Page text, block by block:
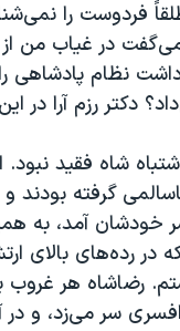
فردوست را
در غیاب من از
نظام پادشاهی
دکتر رزم آرا در
شاه فقید نبود.
گرفته بودند و
خودشان آمد، به
در رده‌های بالای
رضاشاه هر غروب
سر می‌زد، و